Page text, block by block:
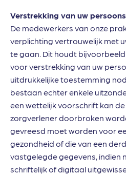
Verstrekking van uw
De medewerkers van onze
verplichting vertrouwelijk met
te gaan. Dit houdt
voor verstrekking van uw
uitdrukkelijke toestemming
bestaan echter enkele
een wettelijk voorschrift kan
zorgverlener doorbroken
gevreesd moet worden voor
gezondheid of die van een
vastgelegde gegevens, indien
schriftelijk of digitaal